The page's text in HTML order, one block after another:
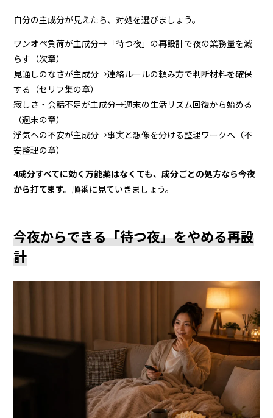
自分の主成分が見えたら、対処を選びましょう。
ワンオペ負荷が主成分→「待つ夜」の再設計で夜の業務量を減
らす（次章）
見通しのなさが主成分→連絡ルールの頼み方で判断材料を確保
する（セリフ集の章）
寂しさ・会話不足が主成分→週末の生活リズム回復から始める
（週末の章）
浮気への不安が主成分→事実と想像を分ける整理ワークへ（不
安整理の章）
4成分すべてに効く万能薬はなくても、成分ごとの処方なら今夜
から打てます。順番に見ていきましょう。
今夜からできる「待つ夜」をやめる再設
計